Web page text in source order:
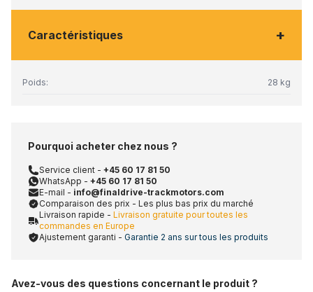
Caractéristiques +
Poids: 28 kg
Pourquoi acheter chez nous ?
Service client - +45 60 17 81 50
WhatsApp - +45 60 17 81 50
E-mail - info@finaldrive-trackmotors.com
Comparaison des prix - Les plus bas prix du marché
Livraison rapide - Livraison gratuite pour toutes les
commandes en Europe
Ajustement garanti - Garantie 2 ans sur tous les produits
Avez-vous des questions concernant le produit ?